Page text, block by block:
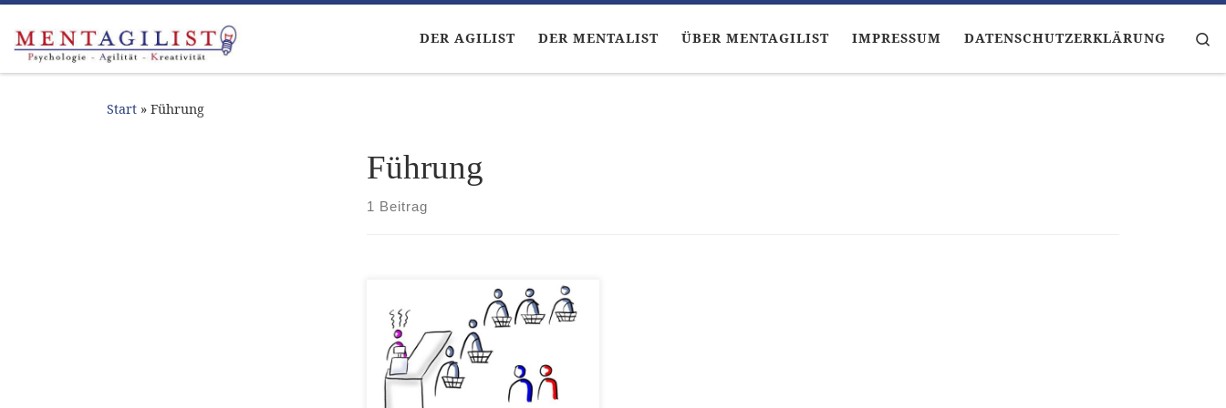
Zum Inhalt springen
DER AGILIST DER MENTALIST ÜBER MENTAGILIST IMPRESSUM DATENSCHUTZERKLÄRUNG
Start » Führung
Führung
1 Beitrag
Der Mentalist ärgerte sich. Er
war in der Mittagspause schnell
in den kleinen Laden am Ende
der Straße gelaufen. Er hatte
nicht viel Zeit, denn ein
wichtiger Termin stand bevor. Er